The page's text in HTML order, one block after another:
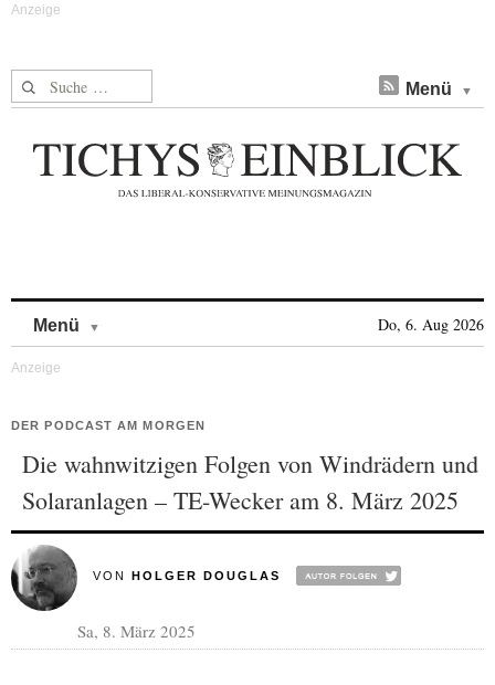
Suche nach: Menü
Menü Do, 6. Aug 2026
DER PODCAST AM MORGEN
Die wahnwitzigen Folgen von Windrädern und
Solaranlagen – TE-Wecker am 8. März 2025
VON HOLGER DOUGLAS
Sa, 8. März 2025